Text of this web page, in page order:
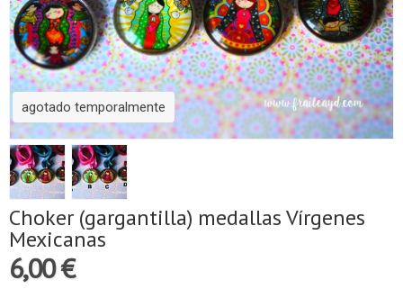
agotado temporalmente
Choker (gargantilla) medallas Vírgenes
Mexicanas
6,00 €